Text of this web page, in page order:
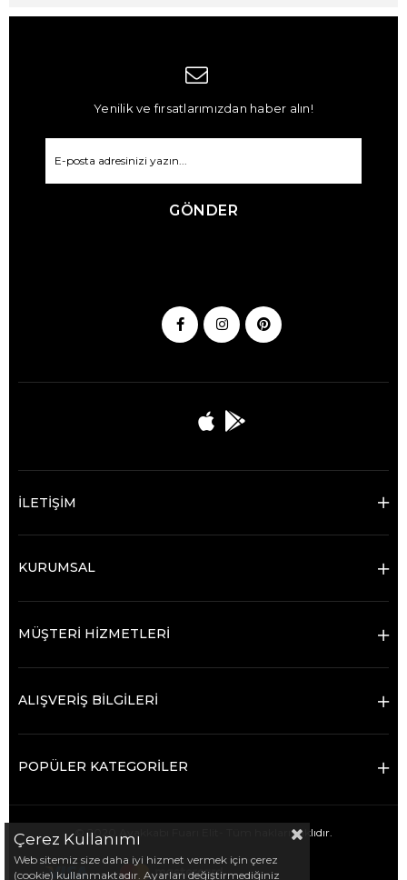
Yenilik ve fırsatlarımızdan haber alın!
GÖNDER
İLETİŞİM
KURUMSAL
MÜŞTERİ HİZMETLERİ
ALIŞVERİŞ BİLGİLERİ
POPÜLER KATEGORİLER
© 2020 Ayakkabı Fuarı Elit- Tüm hakları saklıdır.
Çerez Kullanımı
Web sitemiz size daha iyi hizmet vermek için çerez
(cookie) kullanmaktadır. Ayarları değiştirmediğiniz